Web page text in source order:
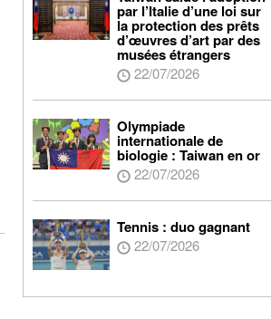
par l’Italie d’une loi sur
la protection des prêts
d’œuvres d’art par des
musées étrangers
22/07/2026
Olympiade
internationale de
biologie : Taiwan en or
22/07/2026
Tennis : duo gagnant
22/07/2026